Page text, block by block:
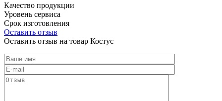
Качество продукции
Уровень сервиса
Срок изготовления
Оставить отзыв
Оставить отзыв на товар Костус